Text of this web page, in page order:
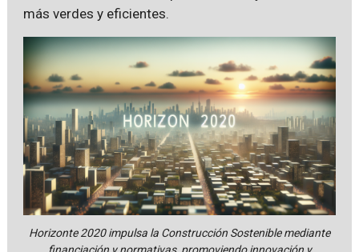
más verdes y eficientes.
Horizonte 2020 impulsa la Construcción Sostenible mediante